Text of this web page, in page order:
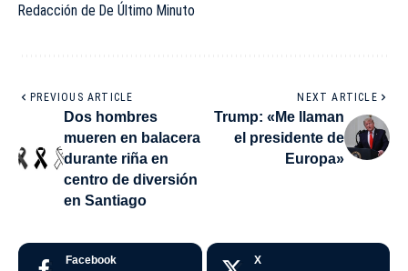
Redacción de De Último Minuto
PREVIOUS ARTICLE
Dos hombres
mueren en balacera
durante riña en
centro de diversión
en Santiago
NEXT ARTICLE
Trump: «Me llaman
el presidente de
Europa»
Facebook X